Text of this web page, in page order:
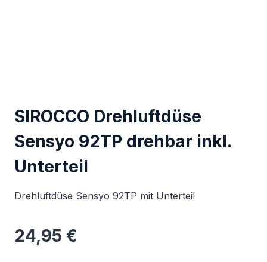
SIROCCO Drehluftdüse
Sensyo 92TP drehbar inkl.
Unterteil
Drehluftdüse Sensyo 92TP mit Unterteil
24,95 €